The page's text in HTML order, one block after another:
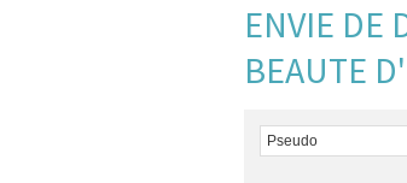
ENVIE DE
BEAUTE